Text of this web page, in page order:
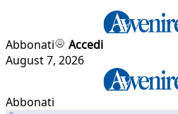
Abbonati
Accedi
August 7, 2026
Abbonati